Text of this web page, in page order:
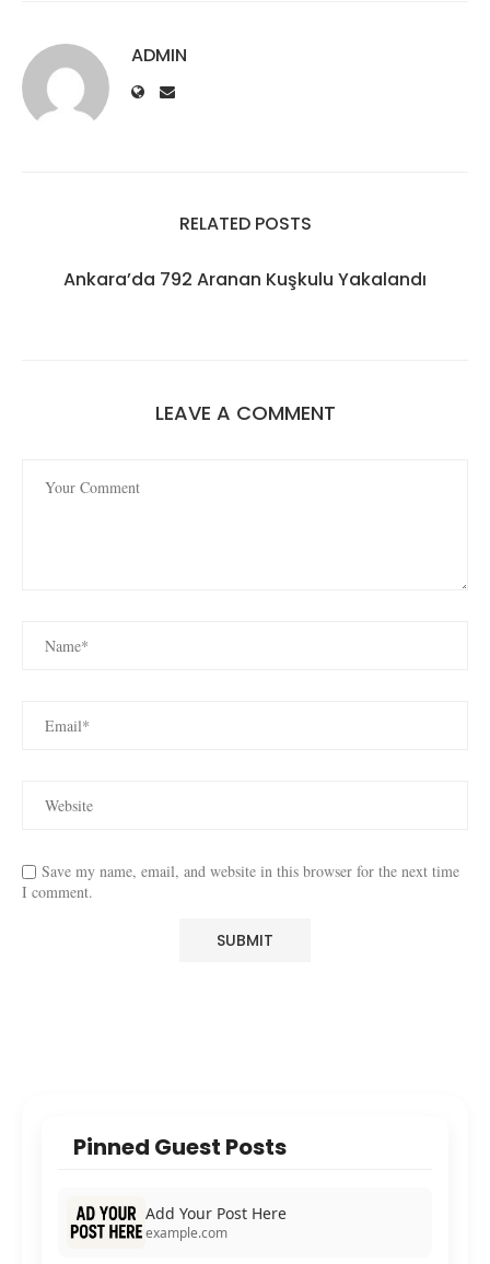
ADMIN
RELATED POSTS
Ankara’da 792 Aranan Kuşkulu Yakalandı
LEAVE A COMMENT
Save my name, email, and website in this browser for the next time
I comment.
Pinned Guest Posts
Add Your Post Here
example.com